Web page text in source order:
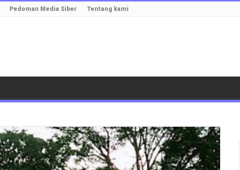
Pedoman Media Siber Tentang kami